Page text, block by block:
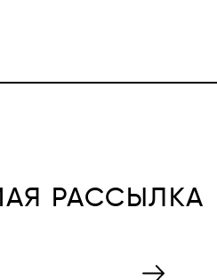
РАССЫЛКА